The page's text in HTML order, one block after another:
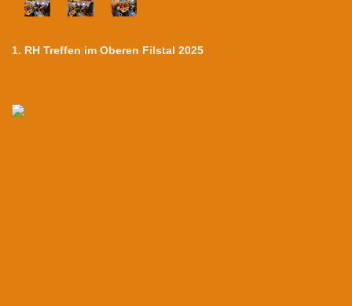
1. RH Treffen im Oberen Filstal 2025